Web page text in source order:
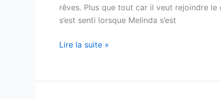
rêves. Plus que tout car il veut rejoindre
s’est senti lorsque Melinda s’est
Chip’s
GBA,
Lire la suite »